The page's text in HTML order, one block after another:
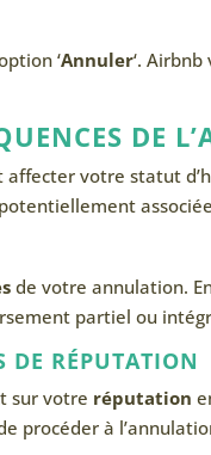
‘Annuler‘.
DE
affecter votre statut
de votre annulation.
partiel ou
DE RÉPUTATION
sur votre réputation
procéder à